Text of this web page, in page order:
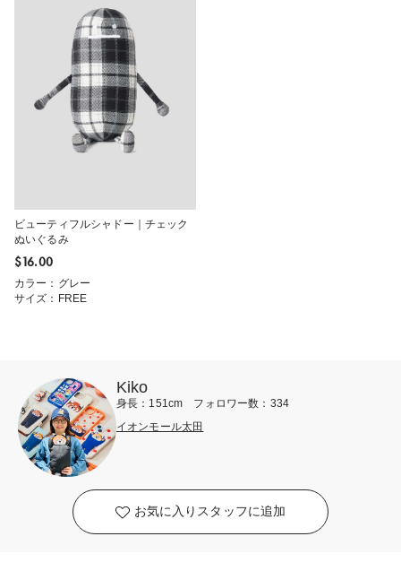
ビューティフルシャドー｜チェック
ぬいぐるみ
$‌16.00
カラー：グレー
サイズ：FREE
Kiko
身長：151cm フォロワー数：334
イオンモール太田
お気に入りスタッフに追加